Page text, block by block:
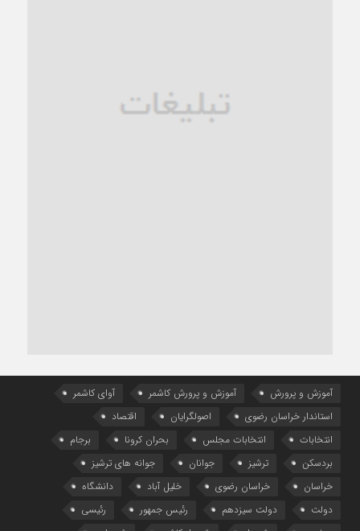
آموزش و پرورش آموزش و پرورش کاشمر
آوای کاشمر
استاندار خراسان رضوی
اصولگرایان
اقتصاد
انتخابات
انتخابات مجلس بحران کرونا
برجام
بردسکن
ترشیز جوانان
جوانه های ترشیز
خراسان
خراسان رضوی خلیل آباد
دانشگاه
دولت
دولت سیزدهم رئیس جمهور
رئیسی